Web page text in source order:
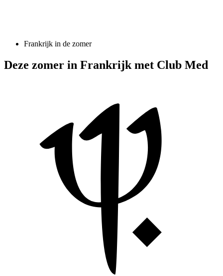
Frankrijk in de zomer
Deze zomer in Frankrijk met Club Med